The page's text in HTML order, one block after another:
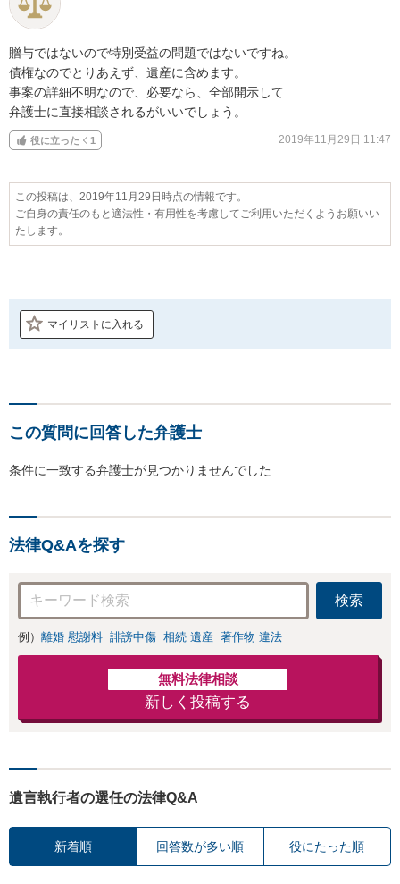
贈与ではないので特別受益の問題ではないですね。
債権なのでとりあえず、遺産に含めます。
事案の詳細不明なので、必要なら、全部開示して
弁護士に直接相談されるがいいでしょう。
役に立った 1 2019年11月29日 11:47
この投稿は、2019年11月29日時点の情報です。
ご自身の責任のもと適法性・有用性を考慮してご利用いただくようお願いい
たします。
マイリストに入れる
この質問に回答した弁護士
条件に一致する弁護士が見つかりませんでした
法律Q&Aを探す
検索
例） 離婚 慰謝料 誹謗中傷 相続 遺産 著作物 違法
無料法律相談
新しく投稿する
遺言執行者の選任の法律Q&A
新着順 回答数が多い順 役にたった順